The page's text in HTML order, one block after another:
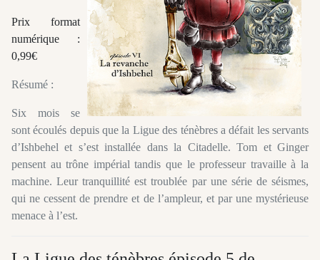
Prix format
numérique :
0,99€
Résumé :
Six mois se
sont écoulés depuis que la Ligue des ténèbres a défait les servants
d’Ishbehel et s’est installée dans la Citadelle. Tom et Ginger
pensent au trône impérial tandis que le professeur travaille à la
machine. Leur tranquillité est troublée par une série de séismes,
qui ne cessent de prendre et de l’ampleur, et par une mystérieuse
menace à l’est.